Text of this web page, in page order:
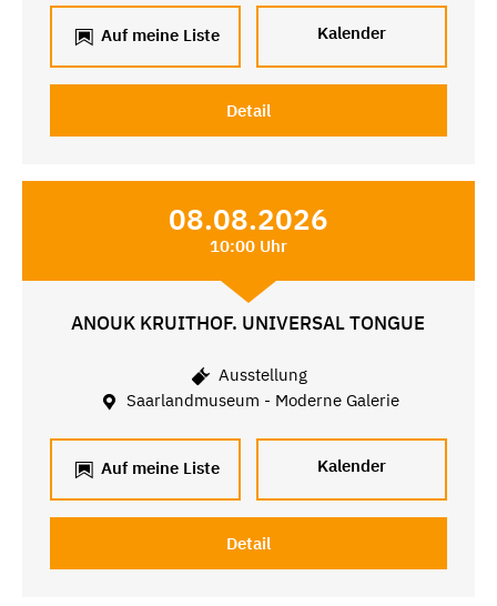
Auf meine Liste Kalender
Detail
08.08.2026
10:00 Uhr
ANOUK KRUITHOF. UNIVERSAL TONGUE
Ausstellung
Saarlandmuseum - Moderne Galerie
Auf meine Liste Kalender
Detail